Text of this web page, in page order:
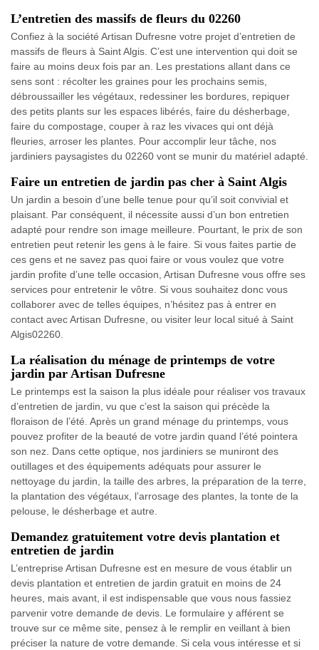
L’entretien des massifs de fleurs du 02260
Confiez à la société Artisan Dufresne votre projet d’entretien de
massifs de fleurs à Saint Algis. C’est une intervention qui doit se
faire au moins deux fois par an. Les prestations allant dans ce
sens sont : récolter les graines pour les prochains semis,
débroussailler les végétaux, redessiner les bordures, repiquer
des petits plants sur les espaces libérés, faire du désherbage,
faire du compostage, couper à raz les vivaces qui ont déjà
fleuries, arroser les plantes. Pour accomplir leur tâche, nos
jardiniers paysagistes du 02260 vont se munir du matériel adapté.
Faire un entretien de jardin pas cher à Saint Algis
Un jardin a besoin d’une belle tenue pour qu’il soit convivial et
plaisant. Par conséquent, il nécessite aussi d’un bon entretien
adapté pour rendre son image meilleure. Pourtant, le prix de son
entretien peut retenir les gens à le faire. Si vous faites partie de
ces gens et ne savez pas quoi faire or vous voulez que votre
jardin profite d’une telle occasion, Artisan Dufresne vous offre ses
services pour entretenir le vôtre. Si vous souhaitez donc vous
collaborer avec de telles équipes, n’hésitez pas à entrer en
contact avec Artisan Dufresne, ou visiter leur local situé à Saint
Algis02260.
La réalisation du ménage de printemps de votre
jardin par Artisan Dufresne
Le printemps est la saison la plus idéale pour réaliser vos travaux
d’entretien de jardin, vu que c’est la saison qui précède la
floraison de l’été. Après un grand ménage du printemps, vous
pouvez profiter de la beauté de votre jardin quand l’été pointera
son nez. Dans cette optique, nos jardiniers se muniront des
outillages et des équipements adéquats pour assurer le
nettoyage du jardin, la taille des arbres, la préparation de la terre,
la plantation des végétaux, l’arrosage des plantes, la tonte de la
pelouse, le désherbage et autre.
Demandez gratuitement votre devis plantation et
entretien de jardin
L’entreprise Artisan Dufresne est en mesure de vous établir un
devis plantation et entretien de jardin gratuit en moins de 24
heures, mais avant, il est indispensable que vous nous fassiez
parvenir votre demande de devis. Le formulaire y afférent se
trouve sur ce même site, pensez à le remplir en veillant à bien
préciser la nature de votre demande. Si cela vous intéresse et si